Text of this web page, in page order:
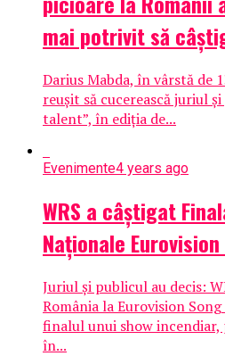
mai potrivit să
Darius Mabda, în vârstă de
reușit să cucerească juriul
talent”, în ediția de...
Evenimente4 years ago
WRS a câștigat
Naționale
Juriul și publicul au decis:
România la Eurovision
finalul unui show incendiar,
în...